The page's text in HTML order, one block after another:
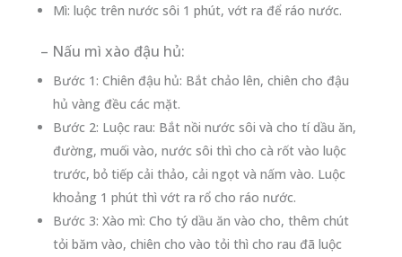
Mì: luộc trên nước sôi 1 phút, vớt ra để ráo nước.
– Nấu mì xào đậu hủ:
Bước 1: Chiên đậu hủ: Bắt chảo lên, chiên cho đậu
hủ vàng đều các mặt.
Bước 2: Luộc rau: Bắt nồi nước sôi và cho tí dầu ăn,
đường, muối vào, nước sôi thì cho cà rốt vào luộc
trước, bỏ tiếp cải thảo, cải ngọt và nấm vào. Luộc
khoảng 1 phút thì vớt ra rổ cho ráo nước.
Bước 3: Xào mì: Cho tý dầu ăn vào cho, thêm chút
tỏi băm vào, chiên cho vào tỏi thì cho rau đã luộc